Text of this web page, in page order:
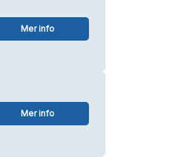
Mer info
Mer info